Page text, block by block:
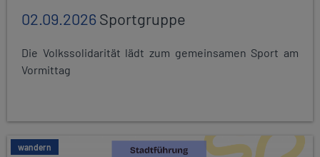
02.09.2026Sportgruppe
Die Volkssolidarität lädt zum gemeinsamen Sport am
Vormittag
wandern